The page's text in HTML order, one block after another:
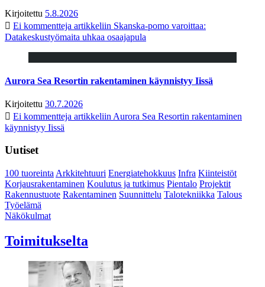
Kirjoitettu 5.8.2026
Ei kommentteja artikkeliin Skanska-pomo varoittaa:
Datakeskustyömaita uhkaa osaajapula
Aurora Sea Resortin rakentaminen käynnistyy Iissä
Kirjoitettu 30.7.2026
Ei kommentteja artikkeliin Aurora Sea Resortin rakentaminen
käynnistyy Iissä
Uutiset
100 tuoreinta Arkkitehtuuri Energiatehokkuus Infra Kiinteistöt
Korjausrakentaminen Koulutus ja tutkimus Pientalo Projektit
Rakennustuote Rakentaminen Suunnittelu Talotekniikka Talous
Työelämä
Näkökulmat
Toimitukselta